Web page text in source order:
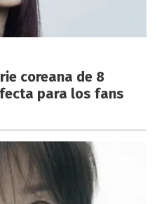
coreana de 8
para los fans